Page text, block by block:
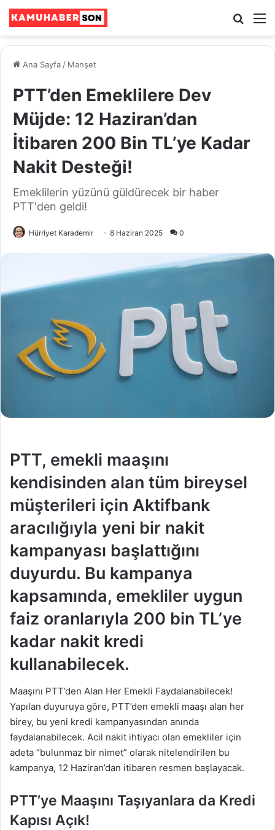
Ara
Ana Sayfa / Manşet
PTT’den Emeklilere Dev
Müjde: 12 Haziran’dan
İtibaren 200 Bin TL’ye Kadar
Nakit Desteği!
Emeklilerin yüzünü güldürecek bir haber
PTT'den geldi!
Hürriyet Karademir 8 Haziran 2025 0
PTT, emekli maaşını
kendisinden alan tüm bireysel
müşterileri için Aktifbank
aracılığıyla yeni bir nakit
kampanyası başlattığını
duyurdu. Bu kampanya
kapsamında, emekliler uygun
faiz oranlarıyla 200 bin TL’ye
kadar nakit kredi
kullanabilecek.
Maaşını PTT’den Alan Her Emekli Faydalanabilecek!
Yapılan duyuruya göre, PTT’den emekli maaşı alan her
birey, bu yeni kredi kampanyasından anında
faydalanabilecek. Acil nakit ihtiyacı olan emekliler için
adeta “bulunmaz bir nimet” olarak nitelendirilen bu
kampanya, 12 Haziran’dan itibaren resmen başlayacak.
PTT’ye Maaşını Taşıyanlara da Kredi
Kapısı Açık!